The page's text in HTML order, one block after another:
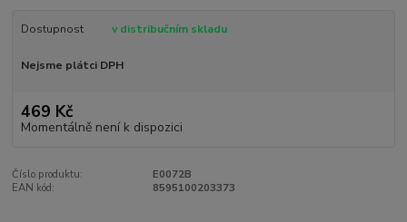
Dostupnost v distribučním skladu
Nejsme plátci DPH
469 Kč
Momentálně není k dispozici
Číslo produktu:
E0072B
EAN kód:
8595100203373